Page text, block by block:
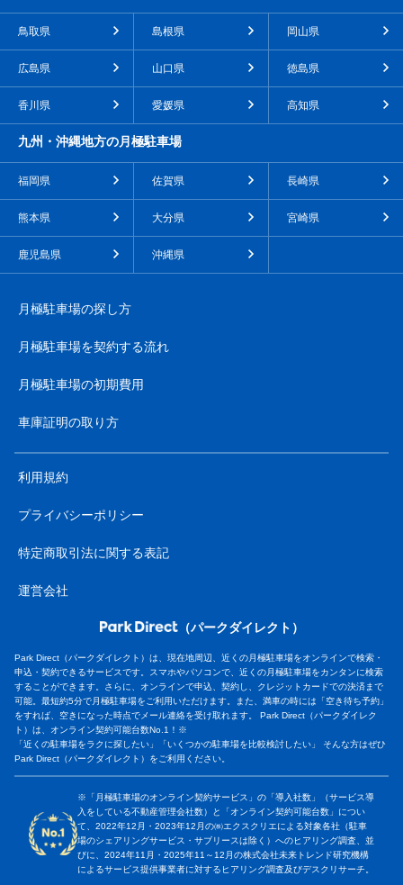
鳥取県 島根県 岡山県
広島県 山口県 徳島県
香川県 愛媛県 高知県
九州・沖縄地方の月極駐車場
福岡県 佐賀県 長崎県
熊本県 大分県 宮崎県
鹿児島県 沖縄県
月極駐車場の探し方
月極駐車場を契約する流れ
月極駐車場の初期費用
車庫証明の取り方
利用規約
プライバシーポリシー
特定商取引法に関する表記
運営会社
（パークダイレクト）
Park Direct（パークダイレクト）は、現在地周辺、近くの月極駐車場をオンラインで検索・
申込・契約できるサービスです。スマホやパソコンで、近くの月極駐車場をカンタンに検索
することができます。さらに、オンラインで申込、契約し、クレジットカードでの決済まで
可能。最短約5分で月極駐車場をご利用いただけます。また、満車の時には「空き待ち予約」
をすれば、空きになった時点でメール連絡を受け取れます。 Park Direct（パークダイレク
ト）は、オンライン契約可能台数No.1！※
「近くの駐車場をラクに探したい」「いくつかの駐車場を比較検討したい」 そんな方はぜひ
Park Direct（パークダイレクト）をご利用ください。
※「月極駐車場のオンライン契約サービス」の「導入社数」（サービス導
入をしている不動産管理会社数）と「オンライン契約可能台数」につい
て、2022年12月・2023年12月の㈱エクスクリエによる対象各社（駐車
場のシェアリングサービス・サブリースは除く）へのヒアリング調査、並
びに、2024年11月・2025年11～12月の株式会社未来トレンド研究機構
によるサービス提供事業者に対するヒアリング調査及びデスクリサーチ。